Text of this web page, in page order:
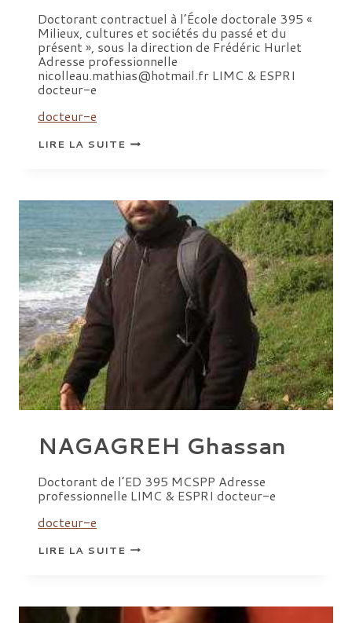
Doctorant contractuel à l’École doctorale 395 «
Milieux, cultures et sociétés du passé et du
présent », sous la direction de Frédéric Hurlet
Adresse professionnelle
nicolleau.mathias@hotmail.fr LIMC & ESPRI
docteur-e
docteur-e
LIRE LA SUITENICOLLEAU
MATHIAS
NAGAGREH Ghassan
Doctorant de l’ED 395 MCSPP Adresse
professionnelle LIMC & ESPRI docteur-e
docteur-e
LIRE LA SUITENAGAGREH
GHASSAN